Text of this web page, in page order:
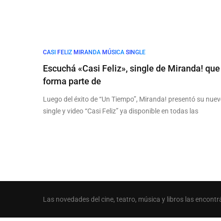
CASI FELIZ MIRANDA MÚSICA SINGLE
Escuchá «Casi Feliz», single de Miranda! que
forma parte de
Luego del éxito de “Un Tiempo”, Miranda! presentó su
single y video “Casi Feliz” ya disponible en todas las
Las novedades del cine, teatro, música y libros las